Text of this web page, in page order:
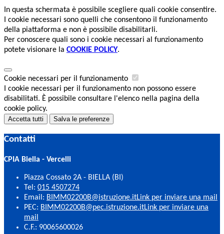
In questa schermata è possibile scegliere quali cookie consentire.
I cookie necessari sono quelli che consentono il funzionamento
della piattaforma e non è possibile disabilitarli.
Per conoscere quali sono i cookie necessari al funzionamento
potete visionare la COOKIE POLICY.
Cookie necessari per il funzionamento
I cookie necessari per il funzionamento non possono essere
disabilitati. È possibile consultare l'elenco nella pagina della
cookie policy.
Accetta tutti Salva le preferenze
Contatti
CPIA Biella - Vercelli
Piazza Cossato 2A - BIELLA (BI)
Tel: 015 4507274
Email: BIMM02200B@istruzione.itLink per inviare una mail
PEC: BIMM02200B@pec.istruzione.itLink per inviare una
mail
C.F.: 90065600026